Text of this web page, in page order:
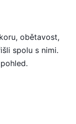
obětavost,
spolu s nimi.